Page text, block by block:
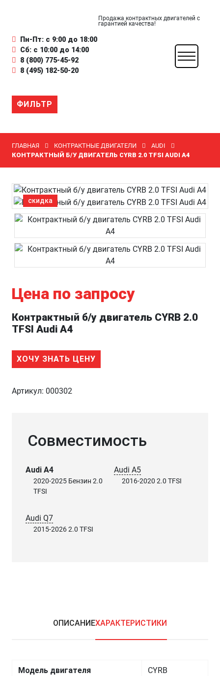
Продажа контрактных двигателей с
гарантией качества!
Пн-Пт: с 9:00 до 18:00
Сб: с 10:00 до 14:00
8 (800) 775-45-92
8 (495) 182-50-20
ФИЛЬТР
ГЛАВНАЯ КОНТРАКТНЫЕ ДВИГАТЕЛИ
AUDI
КОНТРАКТНЫЙ Б/У ДВИГАТЕЛЬ CYRB 2.0 TFSI AUDI A4
скидка
Цена по запросу
Контрактный б/у двигатель CYRB 2.0
TFSI Audi A4
ХОЧУ ЗНАТЬ ЦЕНУ
Артикул: 000302
Совместимость
Audi A4
2020-2025 Бензин 2.0
TFSI
Audi A5
2016-2020 2.0 TFSI
Audi Q7
2015-2026 2.0 TFSI
ОПИСАНИЕХАРАКТЕРИСТИКИ
Модель двигателя CYRB